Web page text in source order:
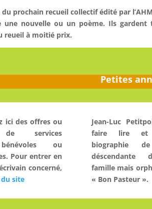
prochain recueil collectif édité par
une nouvelle ou un poème. Ils
reueil à moitié prix.
Petites
ici des offres ou
de services
ou
Pour entrer en
concerné,
site
Jean-Luc
faire lire et
biographie
déscendante
famille mais
« Bon Pasteur ».